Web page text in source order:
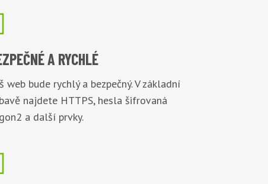
A RYCHLÉ
web bude rychlý a bezpečný. V základní
najdete HTTPS, hesla šifrovaná
a další prvky.